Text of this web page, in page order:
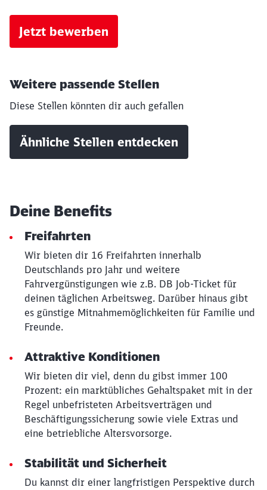
Jetzt bewerben
Weitere passende Stellen
Diese Stellen könnten dir auch gefallen
Ähnliche Stellen entdecken
Deine Benefits
Freifahrten
Wir bieten dir 16 Freifahrten innerhalb
Deutschlands pro Jahr und weitere
Fahrvergünstigungen wie z.B. DB Job-Ticket für
deinen täglichen Arbeitsweg. Darüber hinaus gibt
es günstige Mitnahmemöglichkeiten für Familie und
Freunde.
Attraktive Konditionen
Wir bieten dir viel, denn du gibst immer 100
Prozent: ein marktübliches Gehaltspaket mit in der
Regel unbefristeten Arbeitsverträgen und
Beschäftigungssicherung sowie viele Extras und
eine betriebliche Altersvorsorge.
Stabilität und Sicherheit
Du kannst dir einer langfristigen Perspektive durch
Möchten Sie zuweitergeleitet
werden?